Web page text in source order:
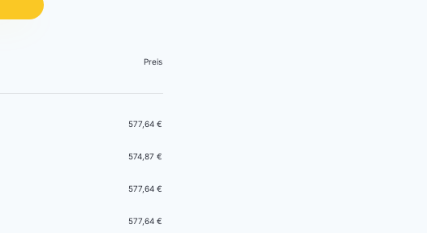
Preis
577,64 €
574,87 €
577,64 €
577,64 €